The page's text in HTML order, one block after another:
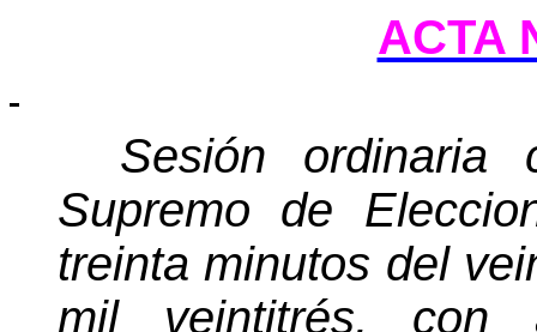
ACTA
Sesión ordinaria
Supremo de
treinta minutos del
mil veintitrés, con